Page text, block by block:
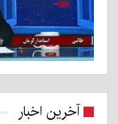
آخرین اخبار